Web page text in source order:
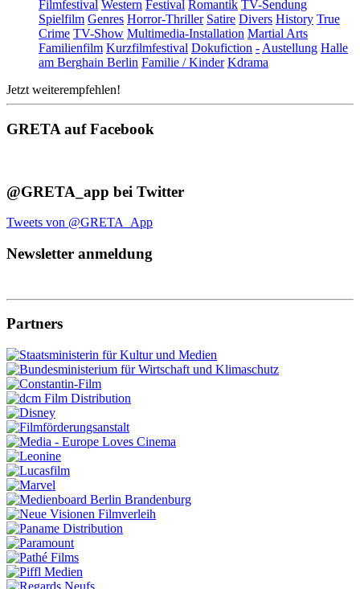
Filmfestival Western Festival Romantik TV-Sendung
Spielfilm Genres Horror-Thriller Satire Divers History True
Crime TV-Show Multimedia-Installation Martial Arts
Familienfilm Kurzfilmfestival Dokufiction -Austellung Halle
am Berghain Berlin Familie / Kinder Kdrama
Jetzt weiterempfehlen!
GRETA auf Facebook
@GRETA_app bei Twitter
Tweets von @GRETA_App
Newsletter anmeldung
Partners